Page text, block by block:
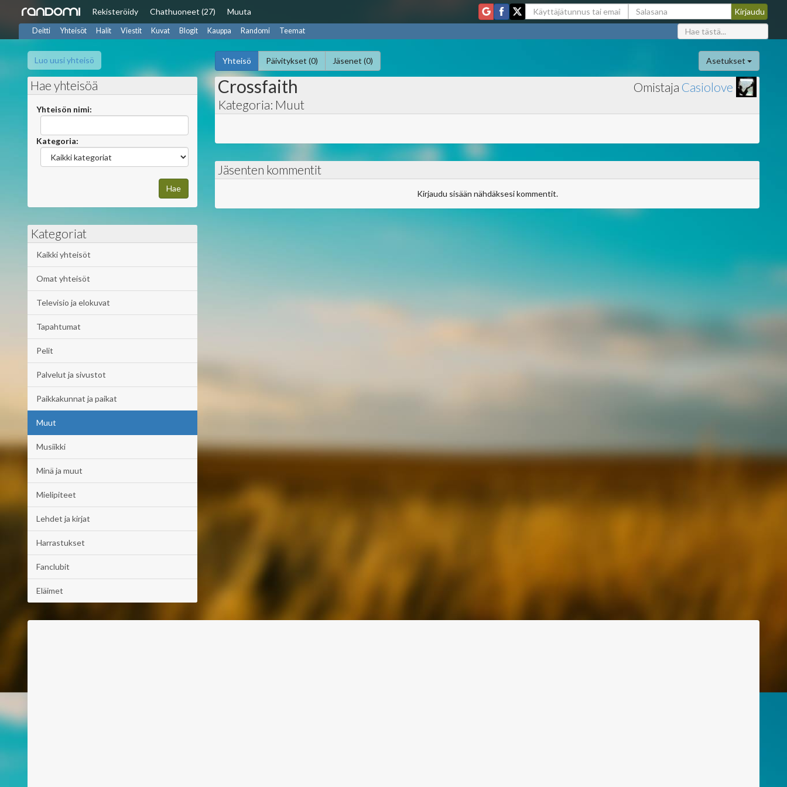
Rekisteröidy Chathuoneet (27) Muuta
Deitti Yhteisöt Halit Viestit Kuvat Blogit Kauppa Randomi Teemat
Luo uusi yhteisö Yhteisö Päivitykset (0) Jäsenet (0) Asetukset
Hae yhteisöä
Yhteisön nimi:
Kategoria:
Kategoriat
Kaikki yhteisöt
Omat yhteisöt
Televisio ja elokuvat
Tapahtumat
Pelit
Palvelut ja sivustot
Paikkakunnat ja paikat
Muut
Musiikki
Minä ja muut
Mielipiteet
Lehdet ja kirjat
Harrastukset
Fanclubit
Eläimet
Crossfaith
Kategoria: Muut
Omistaja Casiolove
Jäsenten kommentit
Kirjaudu sisään nähdäksesi kommentit.